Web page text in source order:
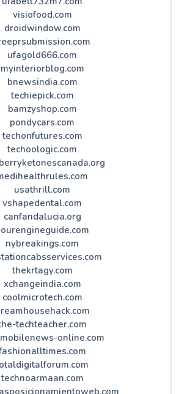
visiofood.com
droidwindow.com
ufagold666.com
myinteriorblog.com
bnewsindia.com
techiepick.com
bamzyshop.com
pondycars.com
techonfutures.com
techoologic.com
usathrill.com
vshapedental.com
canfandalucia.org
nybreakings.com
thekrtagy.com
xchangeindia.com
coolmicrotech.com
techteacher.com
online.com
technoarmaan.com